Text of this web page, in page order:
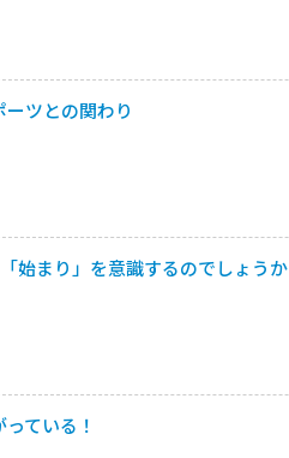
ツとの関わり
始まり」を意識するのでしょうか
ている！